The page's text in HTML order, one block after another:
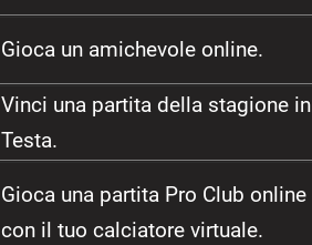
Gioca un amichevole online.
Vinci una partita della stagione
Testa.
Gioca una partita Pro Club
con il tuo calciatore virtuale.